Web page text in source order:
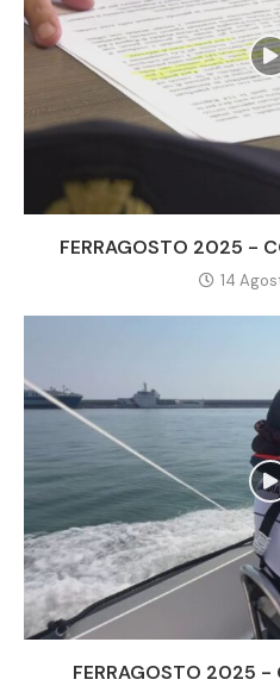
FERRAGOSTO 2025 -
14
FERRAGOSTO 2025 -